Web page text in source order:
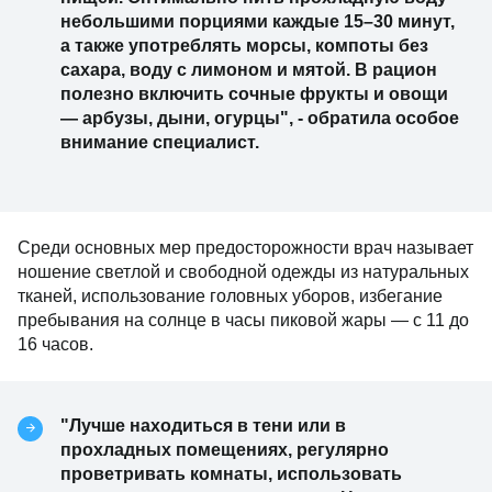
небольшими порциями каждые 15–30 минут,
а также употреблять морсы, компоты без
сахара, воду с лимоном и мятой. В рацион
полезно включить сочные фрукты и овощи
— арбузы, дыни, огурцы", - обратила особое
внимание специалист.
Среди основных мер предосторожности врач называет
ношение светлой и свободной одежды из натуральных
тканей, использование головных уборов, избегание
пребывания на солнце в часы пиковой жары — с 11 до
16 часов.
"Лучше находиться в тени или в
прохладных помещениях, регулярно
проветривать комнаты, использовать